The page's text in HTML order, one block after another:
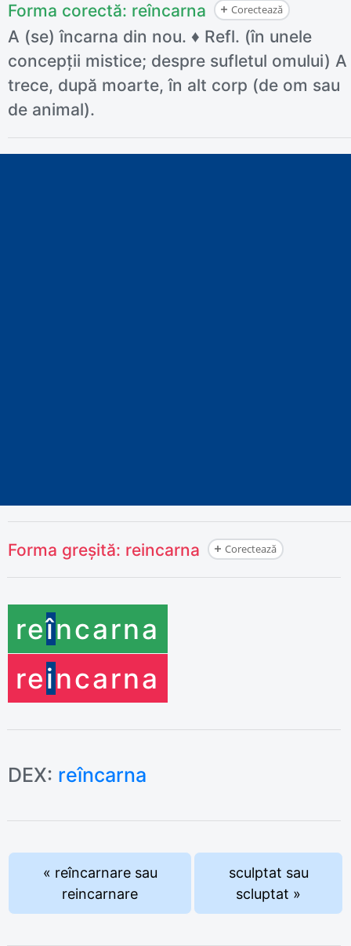
Forma corectă: reîncarna Corectează
A (se) încarna din nou. ♦ Refl. (în unele
concepții mistice; despre sufletul omului) A
trece, după moarte, în alt corp (de om sau
de animal).
Forma greșită: reincarna Corectează
reîncarna
reincarna
DEX: reîncarna
« reîncarnare sau
reincarnare
sculptat sau
scluptat »